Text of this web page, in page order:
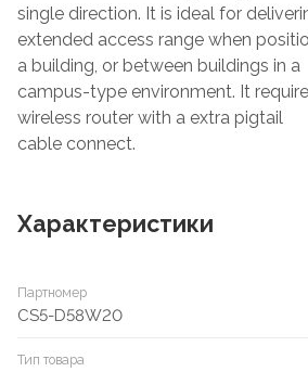
single direction. It is ideal for
extended access range when
a building, or between buildings in a
campus-type environment. It
wireless router with a extra pigtail
cable connect.
Характеристики
Партномер
CS5-D58W20
Тип товара